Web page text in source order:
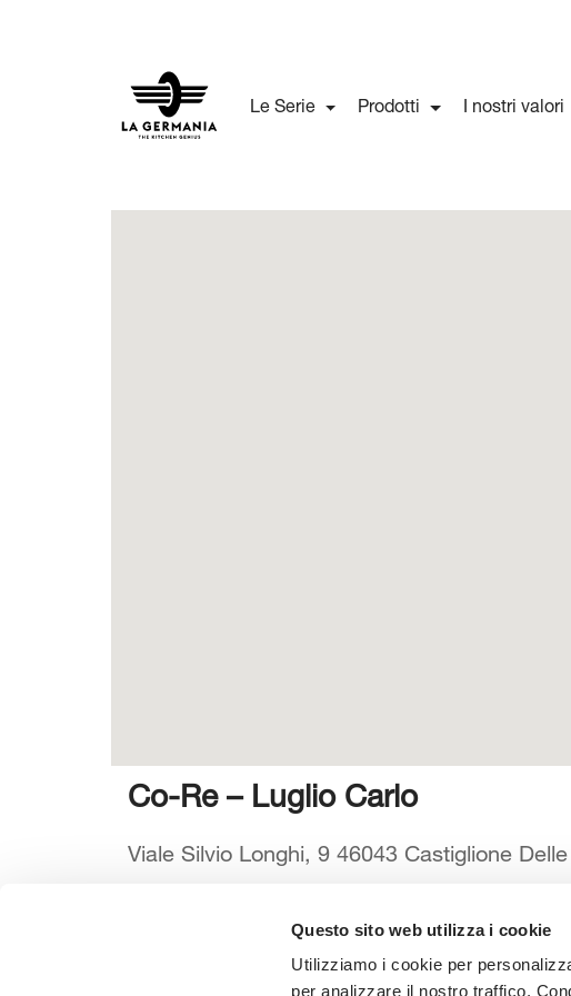
Questo sito web utilizza i cookie
Utilizziamo i cookie per
per analizzare il nostro traffico.
Le Serie Prodotti I nostri valori
Co-Re – Luglio Carlo
Viale Silvio Longhi, 9 46043 Castiglione
Seleziona la tua Area Scarica il catalogo